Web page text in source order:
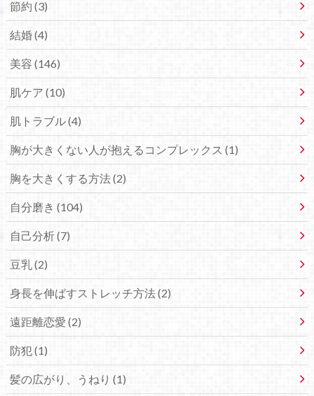
節約 (3)
結婚 (4)
美容 (146)
肌ケア (10)
肌トラブル (4)
胸が大きくない人が抱えるコンプレックス (1)
胸を大きくする方法 (2)
自分磨き (104)
自己分析 (7)
豆乳 (2)
身長を伸ばすストレッチ方法 (2)
遠距離恋愛 (2)
防犯 (1)
髪の広がり、うねり (1)